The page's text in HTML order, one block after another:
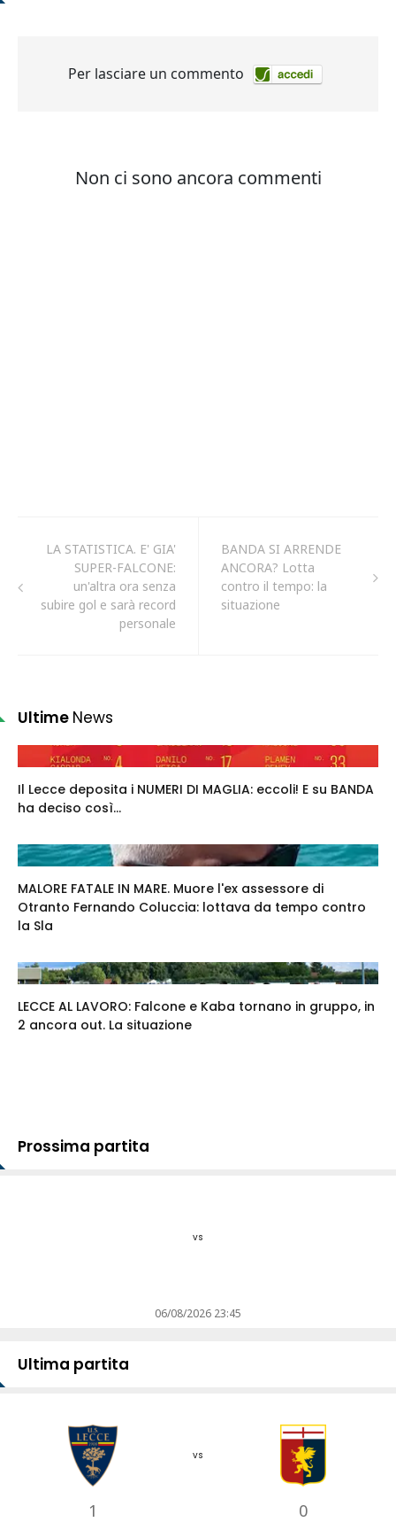
LA STATISTICA. E' GIA'
SUPER-FALCONE:
un'altra ora senza
subire gol e sarà record
personale
BANDA SI ARRENDE
ANCORA? Lotta
contro il tempo: la
situazione
Ultime News
Il Lecce deposita i NUMERI DI MAGLIA: eccoli! E su BANDA
ha deciso così...
MALORE FATALE IN MARE. Muore l'ex assessore di
Otranto Fernando Coluccia: lottava da tempo contro
la Sla
LECCE AL LAVORO: Falcone e Kaba tornano in gruppo, in
2 ancora out. La situazione
Prossima partita
vs
06/08/2026 23:45
Ultima partita
1
vs
0